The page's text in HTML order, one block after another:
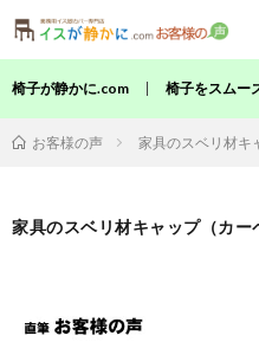
椅子が静かに.com 椅子をスムー
お客様の声 家具のスベリ材キ
家具のスベリ材キャップ（カー